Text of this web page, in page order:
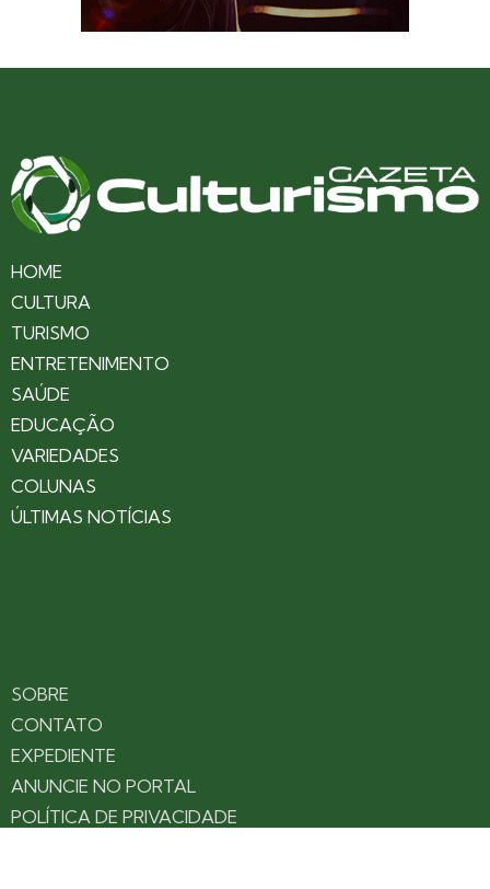
HOME
CULTURA
TURISMO
ENTRETENIMENTO
SAÚDE
EDUCAÇÃO
VARIEDADES
COLUNAS
ÚLTIMAS NOTÍCIAS
SOBRE
CONTATO
EXPEDIENTE
ANUNCIE NO PORTAL
POLÍTICA DE PRIVACIDADE